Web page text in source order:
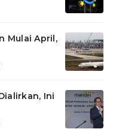
Mulai April,
Ini